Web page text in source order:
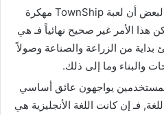
قد يظن البعض أن لعبة TownShip مهكرة
الأمر غير صحيح نهائياً فـ هي
من الزراعة والصناعة وصولاً
والبناء وما إلى ذلك.
يواجهون عائق أساسي
فـ إن كانت اللغة الأنجليزية هي